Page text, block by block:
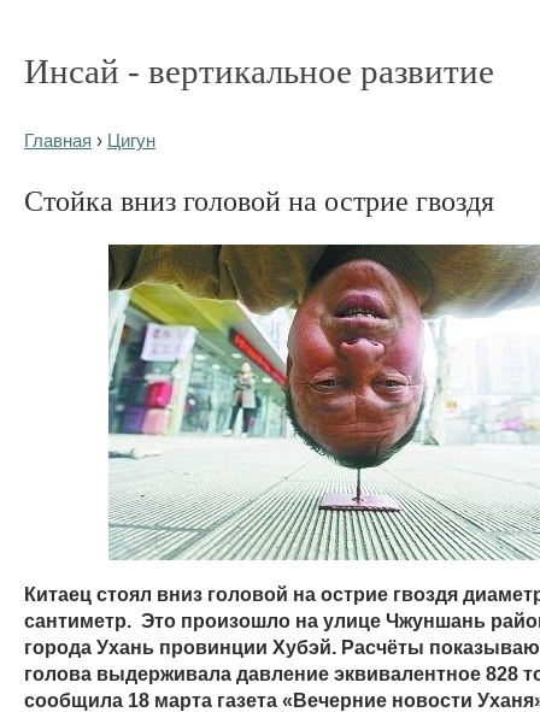
Инсай - вертикальное развитие
Главная › Цигун
Стойка вниз головой на острие гвоздя
Китаец стоял вниз головой на острие гвоздя
сантиметр. Это произошло на улице Чжуншань
города Ухань провинции Хубэй. Расчёты
голова выдерживала давление эквивалентное 828
сообщила 18 марта газета «Вечерние новости